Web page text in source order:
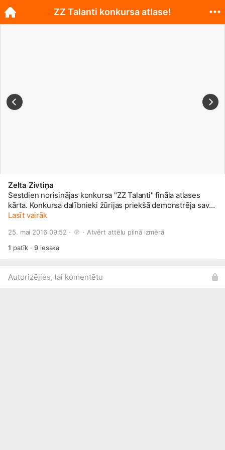
Zelta Zivtiņa
Sestdien norisinājas konkursa "ZZ Talanti" fināla atlases
kārta. Konkursa dalībnieki žūrijas priekšā demonstrēja savas
prasmes dziedāšanā, muzicēšanā, dejošanā, zīmēšanā,
Apsveicam talantīgos jauniešus, kuri jau 28. maijā cīnīsies
par galveno balvu - 1000 eiro sava talanta attīstīšanai.
Lasīt vairāk
25. mai 2016 09:52 · · Atvērt attēlu pilnā izmērā
1 patīk ·9iesaka
Autorizējies, lai komentētu
ZZ Talanti konkursa atlase!